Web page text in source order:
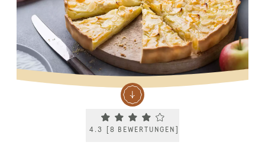
Current rating 4.3. Click to rate.
4.3 8 BEWERTUNGEN